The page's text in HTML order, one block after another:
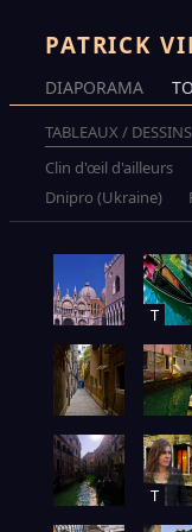
PATRICK
DIAPORAMA
TABLEAUX / DESSINS
Clin d'œil d'ailleurs
Dnipro (Ukraine)
T
T